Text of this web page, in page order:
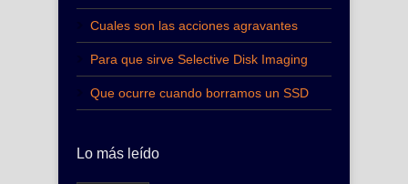
Cuales son las acciones agravantes
Para que sirve Selective Disk Imaging
Que ocurre cuando borramos un SSD
Lo más leído